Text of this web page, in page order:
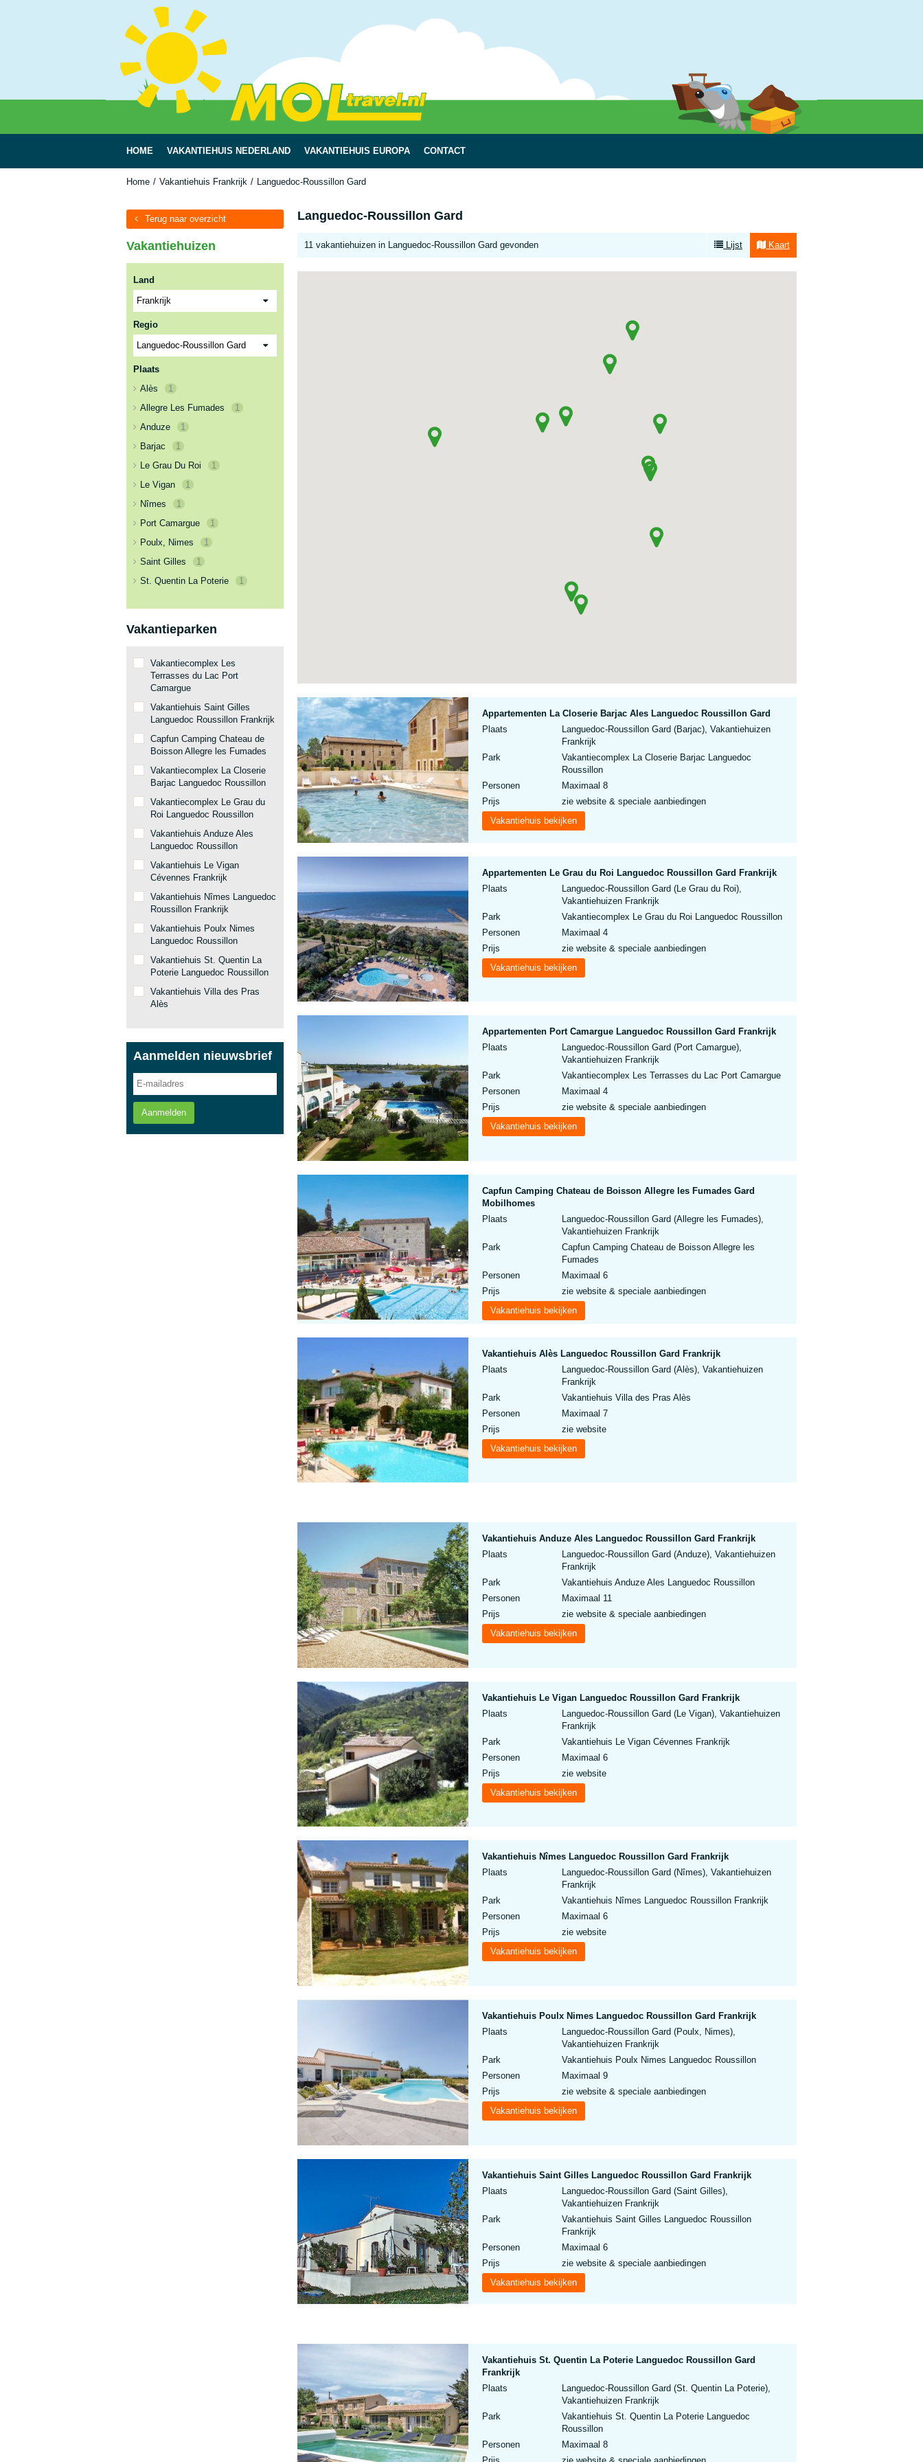
HOME VAKANTIEHUIS NEDERLAND VAKANTIEHUIS EUROPA CONTACT
Home Vakantiehuis Frankrijk Languedoc-Roussillon Gard
Languedoc-Roussillon Gard
11 vakantiehuizen in Languedoc-Roussillon Gard gevonden Lijst Kaart
Appartementen La Closerie Barjac Ales Languedoc Roussillon Gard
Plaats
Languedoc-Roussillon Gard (Barjac), Vakantiehuizen
Frankrijk
Park
Vakantiecomplex La Closerie Barjac Languedoc
Roussillon
Personen
Maximaal 8
Prijs
zie website & speciale aanbiedingen
Vakantiehuis bekijken
Appartementen Le Grau du Roi Languedoc Roussillon Gard Frankrijk
Plaats
Languedoc-Roussillon Gard (Le Grau du Roi),
Vakantiehuizen Frankrijk
Park
Vakantiecomplex Le Grau du Roi Languedoc Roussillon
Personen
Maximaal 4
Prijs
zie website & speciale aanbiedingen
Vakantiehuis bekijken
Appartementen Port Camargue Languedoc Roussillon Gard Frankrijk
Plaats
Languedoc-Roussillon Gard (Port Camargue),
Vakantiehuizen Frankrijk
Park
Vakantiecomplex Les Terrasses du Lac Port Camargue
Personen
Maximaal 4
Prijs
zie website & speciale aanbiedingen
Vakantiehuis bekijken
Capfun Camping Chateau de Boisson Allegre les Fumades Gard
Mobilhomes
Plaats
Languedoc-Roussillon Gard (Allegre les Fumades),
Vakantiehuizen Frankrijk
Park
Capfun Camping Chateau de Boisson Allegre les
Fumades
Personen
Maximaal 6
Prijs
zie website & speciale aanbiedingen
Vakantiehuis bekijken
Vakantiehuis Alès Languedoc Roussillon Gard Frankrijk
Plaats
Languedoc-Roussillon Gard (Alès), Vakantiehuizen
Frankrijk
Park
Vakantiehuis Villa des Pras Alès
Personen
Maximaal 7
Prijs
zie website
Vakantiehuis bekijken
Vakantiehuis Anduze Ales Languedoc Roussillon Gard Frankrijk
Plaats
Languedoc-Roussillon Gard (Anduze), Vakantiehuizen
Frankrijk
Park
Vakantiehuis Anduze Ales Languedoc Roussillon
Personen
Maximaal 11
Prijs
zie website & speciale aanbiedingen
Vakantiehuis bekijken
Vakantiehuis Le Vigan Languedoc Roussillon Gard Frankrijk
Plaats
Languedoc-Roussillon Gard (Le Vigan), Vakantiehuizen
Frankrijk
Park
Vakantiehuis Le Vigan Cévennes Frankrijk
Personen
Maximaal 6
Prijs
zie website
Vakantiehuis bekijken
Vakantiehuis Nîmes Languedoc Roussillon Gard Frankrijk
Plaats
Languedoc-Roussillon Gard (Nîmes), Vakantiehuizen
Frankrijk
Park
Vakantiehuis Nîmes Languedoc Roussillon Frankrijk
Personen
Maximaal 6
Prijs
zie website
Vakantiehuis bekijken
Vakantiehuis Poulx Nimes Languedoc Roussillon Gard Frankrijk
Plaats
Languedoc-Roussillon Gard (Poulx, Nimes),
Vakantiehuizen Frankrijk
Park
Vakantiehuis Poulx Nimes Languedoc Roussillon
Personen
Maximaal 9
Prijs
zie website & speciale aanbiedingen
Vakantiehuis bekijken
Vakantiehuis Saint Gilles Languedoc Roussillon Gard Frankrijk
Plaats
Languedoc-Roussillon Gard (Saint Gilles),
Vakantiehuizen Frankrijk
Park
Vakantiehuis Saint Gilles Languedoc Roussillon
Frankrijk
Personen
Maximaal 6
Prijs
zie website & speciale aanbiedingen
Vakantiehuis bekijken
Vakantiehuis St. Quentin La Poterie Languedoc Roussillon Gard
Frankrijk
Plaats
Languedoc-Roussillon Gard (St. Quentin La Poterie),
Vakantiehuizen Frankrijk
Park
Vakantiehuis St. Quentin La Poterie Languedoc
Roussillon
Personen
Maximaal 8
Terug naar overzicht
Vakantiehuizen
Land
Regio
Plaats
Alès
1
Allegre Les Fumades
1
Anduze
1
Barjac
1
Le Grau Du Roi
1
Le Vigan
1
Nîmes
1
Port Camargue
1
Poulx, Nimes
1
Saint Gilles
1
St. Quentin La Poterie
1
Vakantieparken
Vakantiecomplex Les
Terrasses du Lac Port
Camargue
Vakantiehuis Saint Gilles
Languedoc Roussillon Frankrijk
Capfun Camping Chateau de
Boisson Allegre les Fumades
Vakantiecomplex La Closerie
Barjac Languedoc Roussillon
Vakantiecomplex Le Grau du
Roi Languedoc Roussillon
Vakantiehuis Anduze Ales
Languedoc Roussillon
Vakantiehuis Le Vigan
Cévennes Frankrijk
Vakantiehuis Nîmes Languedoc
Roussillon Frankrijk
Vakantiehuis Poulx Nimes
Languedoc Roussillon
Vakantiehuis St. Quentin La
Poterie Languedoc Roussillon
Vakantiehuis Villa des Pras
Alès
Aanmelden nieuwsbrief
Aanmelden